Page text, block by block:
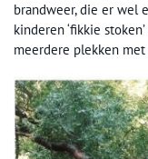
brandweer, die er wel
kinderen ‘fikkie
meerdere plekken